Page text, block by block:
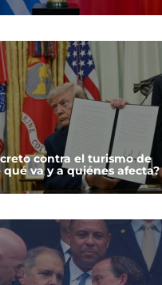
contra el turismo de
va y a quiénes afecta?